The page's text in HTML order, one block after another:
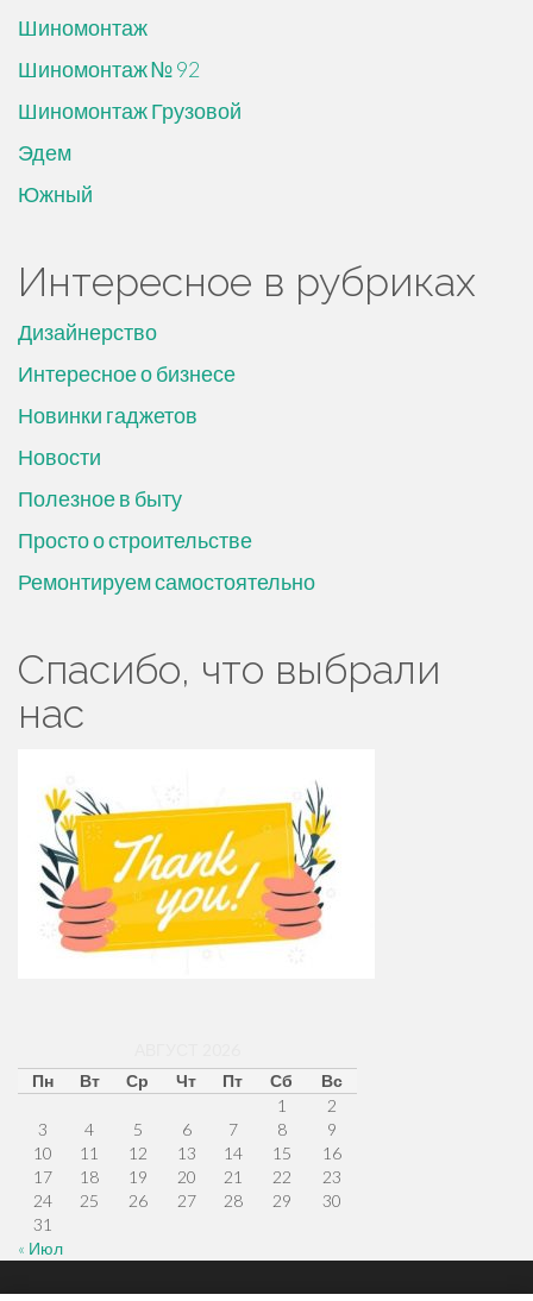
Шиномонтаж
Шиномонтаж № 92
Шиномонтаж Грузовой
Эдем
Южный
Интересное в рубриках
Дизайнерство
Интересное о бизнесе
Новинки гаджетов
Новости
Полезное в быту
Просто о строительстве
Ремонтируем самостоятельно
Спасибо, что выбрали
нас
Пн
Вт Ср Чт Пт Сб
Вс
1
2
3
4 5 6 7 8
9
10
11 12 13 14 15
16
17
18 19 20 21 22
23
24
25 26 27 28 29
30
31
« Июл